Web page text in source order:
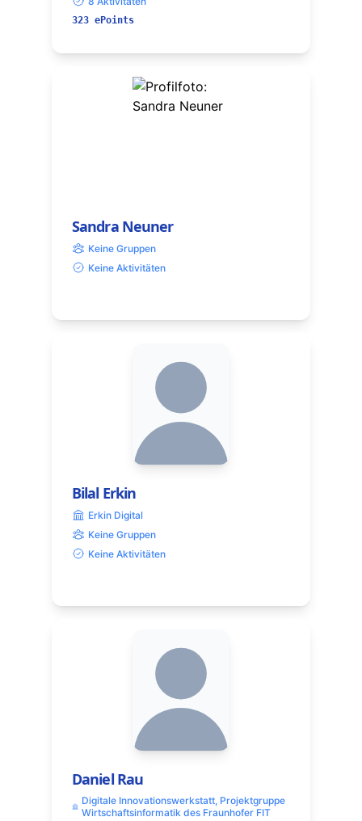
323 ePoints
Sandra Neuner
Keine Gruppen
Keine Aktivitäten
Bilal Erkin
Erkin Digital
Keine Gruppen
Keine Aktivitäten
Daniel Rau
Digitale Innovationswerkstatt, Projektgruppe
Wirtschaftsinformatik des Fraunhofer FIT